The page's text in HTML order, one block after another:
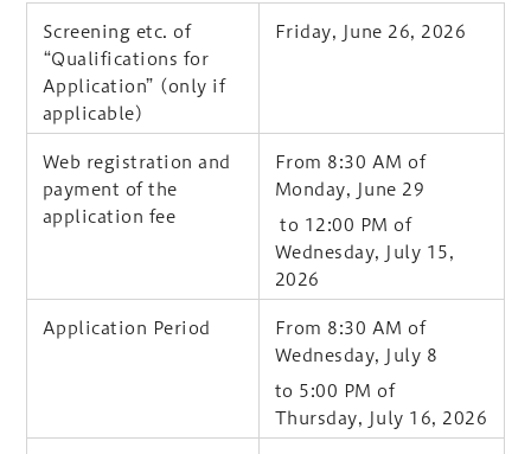
Screening etc. of
“Qualifications for
Application” (only if
applicable)
Friday, June 26, 2026
Web registration and
payment of the
application fee
From 8:30 AM of
Monday, June 29
to 12:00 PM of
Wednesday, July 15,
2026
Application Period
From 8:30 AM of
Wednesday, July 8
to 5:00 PM of
Thursday, July 16, 2026